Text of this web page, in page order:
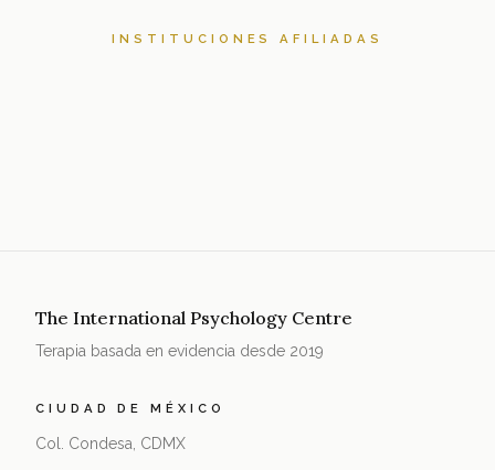
INSTITUCIONES AFILIADAS
The International Psychology Centre
Terapia basada en evidencia desde 2019
CIUDAD DE MÉXICO
Col. Condesa, CDMX